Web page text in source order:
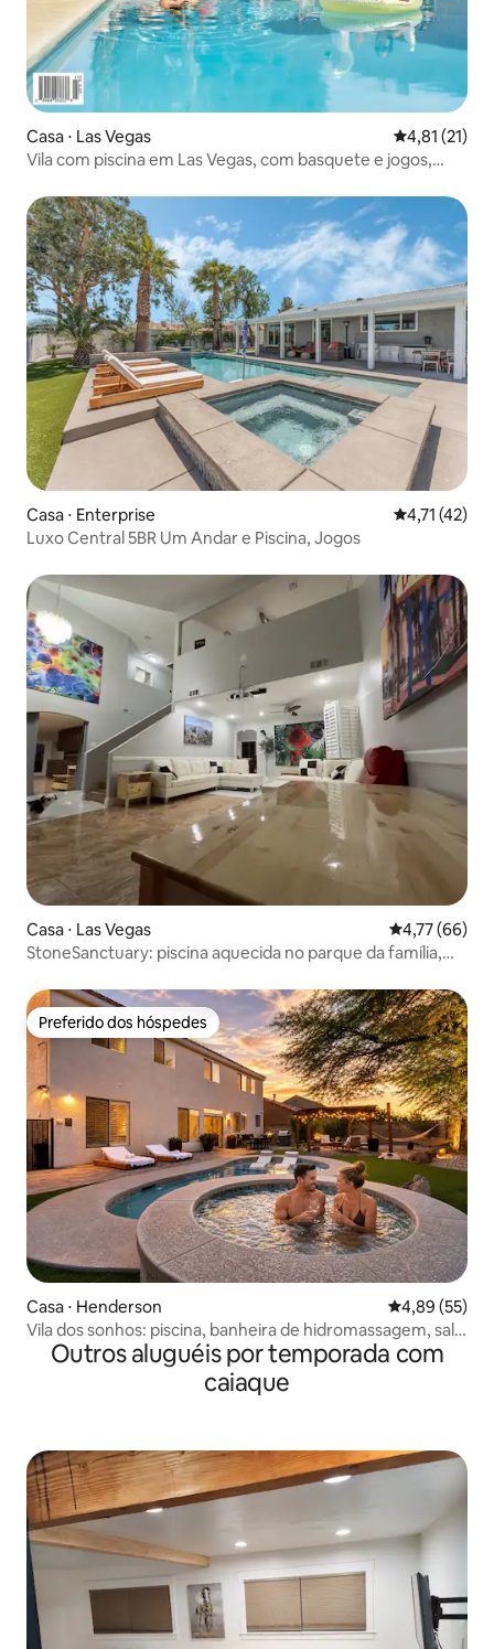
Casa ⋅ Las Vegas 4,81 de uma
4,81 (21)
Vila com piscina em Las Vegas, com basquete e jogos,
Casa ⋅ Enterprise 4,71 de uma
4,71 (42)
Luxo Central 5BR Um Andar e Piscina, Jogos
Casa ⋅ Las Vegas 4,77 de uma
4,77 (66)
StoneSanctuary: piscina aquecida no parque da família,
Preferido dos hóspedes
Preferido dos hóspedes
Casa ⋅ Henderson 4,89 de uma
4,89 (55)
Vila dos sonhos: piscina, banheira de hidromassagem, sala
de jogos, perto da Strip
Outros aluguéis por temporada com
caiaque